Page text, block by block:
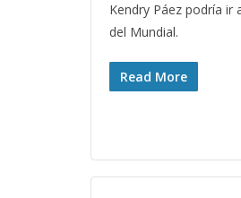
Kendry Páez podría ir
del Mundial.
Read More